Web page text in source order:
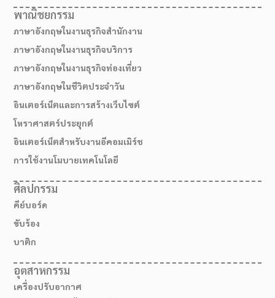
พาณิชยกรรม
ภาษาอังกฤษในงานธุรกิจสำนักงาน
ภาษาอังกฤษในงานธุรกิจบริการ
ภาษาอังกฤษในงานธุรกิจท่องเที่ยว
ภาษาอังกฤษในชีวิตประจำวัน
อินเตอร์เน็ตและการสร้างเว็บไซต์
โหราศาสตร์ประยุกต์
อินเตอร์เน็ตสำหรับงานอีคอมเมิร์ช
การใช้งานโมบายเทคโนโลยี
ศิลปกรรม
คีย์บอร์ด
ขับร้อง
บาติก
อุตสาหกรรม
เครื่องปรับอากาศ